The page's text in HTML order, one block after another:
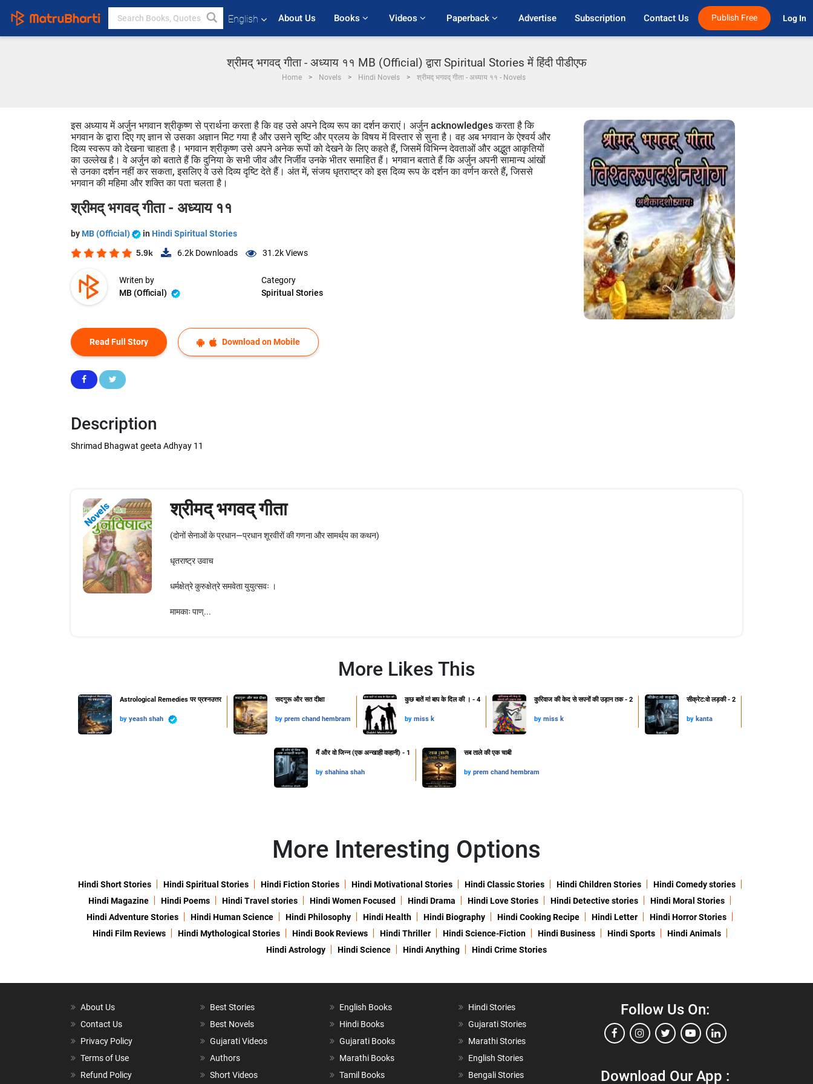
English About Us Books Videos Paperback Advertise Subscription Contact Us Publish Free Log In
श्रीमद् भगवद् गीता - अध्याय ११ MB (Official) द्वारा Spiritual Stories में हिंदी पीडीएफ
Home Novels Hindi Novels श्रीमद् भगवद् गीता - अध्याय ११ - Novels
इस अध्याय में अर्जुन भगवान श्रीकृष्ण से प्रार्थना करता है कि वह उसे अपने दिव्य रूप का दर्शन कराएं। अर्जुन acknowledges करता है कि
भगवान के द्वारा दिए गए ज्ञान से उसका अज्ञान मिट गया है और उसने सृष्टि और प्रलय के विषय में विस्तार से सुना है। वह अब भगवान के ऐश्वर्य और
दिव्य स्वरूप को देखना चाहता है। भगवान श्रीकृष्ण उसे अपने अनेक रूपों को देखने के लिए कहते हैं, जिसमें विभिन्न देवताओं और अद्भुत आकृतियों
का उल्लेख है। वे अर्जुन को बताते हैं कि दुनिया के सभी जीव और निर्जीव उनके भीतर समाहित हैं। भगवान बताते हैं कि अर्जुन अपनी सामान्य आंखों
से उनका दर्शन नहीं कर सकता, इसलिए वे उसे दिव्य दृष्टि देते हैं। अंत में, संजय धृतराष्ट्र को इस दिव्य रूप के दर्शन का वर्णन करते हैं, जिससे
भगवान की महिमा और शक्ति का पता चलता है।
श्रीमद् भगवद् गीता - अध्याय ११
by MB (Official) in Hindi Spiritual Stories
5.9k 6.2k Downloads 31.2kViews
Writen by
MB (Official)
Category
Spiritual Stories
Read Full Story Download on Mobile
Description
Shrimad Bhagwat geeta Adhyay 11
Novels श्रीमद् भगवद् गीता
(दोनों सेनाओं के प्रधान—प्रधान शूरवीरों की गणना और सामर्थ्‌य का कथन)
धृतराष्ट्र उवाच
धर्मक्षेत्रे कुरुक्षेत्रे समवेता युयुत्सवः ।
मामकाः पाण्...
More Likes This
Astrological Remedies पर प्रश्नउत्तर
by yeash shah
सदगुरू और सत दीक्षा
by prem chand hembram
कुछ बातें मां बाप के दिल की । - 4
by miss k
कुरिवाज की केद से सपनों की उड़ान तक - 2
by miss k
सीक्रेट:वो लड़की - 2
by kanta
मैं और वो जिन्न (एक अन्खाही कहानी) - 1
by shahina shah
सब ताले की एक चाबी
by prem chand hembram
More Interesting Options
Hindi Short Stories Hindi Spiritual Stories Hindi Fiction Stories Hindi Motivational Stories Hindi Classic Stories Hindi Children Stories
Hindi Comedy stories
Hindi Magazine
Hindi Poems Hindi Travel stories Hindi Women Focused Hindi Drama Hindi Love Stories Hindi Detective stories
Hindi Moral Stories
Hindi Adventure Stories
Hindi Human Science Hindi Philosophy Hindi Health Hindi Biography Hindi Cooking Recipe Hindi Letter
Hindi Horror Stories
Hindi Film Reviews
Hindi Mythological Stories Hindi Book Reviews Hindi Thriller Hindi Science-Fiction Hindi Business Hindi Sports
Hindi Animals
Hindi Astrology
Hindi Science Hindi Anything Hindi Crime Stories
About Us
Contact Us
Privacy Policy
Terms of Use
Refund Policy
Best Stories
Best Novels
Gujarati Videos
Authors
Short Videos
English Books
Hindi Books
Gujarati Books
Marathi Books
Tamil Books
Hindi Stories
Gujarati Stories
Marathi Stories
English Stories
Bengali Stories
Follow Us On:
Download Our App :